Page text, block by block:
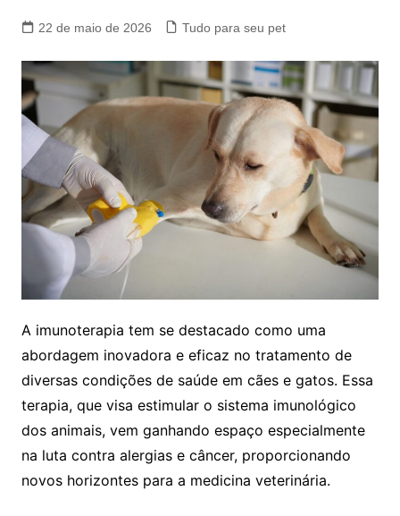
22 de maio de 2026 Tudo para seu pet
A imunoterapia tem se destacado como uma
abordagem inovadora e eficaz no tratamento de
diversas condições de saúde em cães e gatos. Essa
terapia, que visa estimular o sistema imunológico
dos animais, vem ganhando espaço especialmente
na luta contra alergias e câncer, proporcionando
novos horizontes para a medicina veterinária.